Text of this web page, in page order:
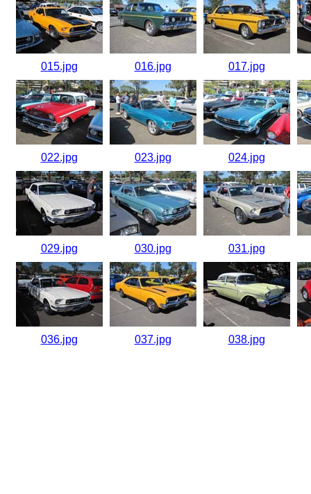
015.jpg 016.jpg 017.jpg
022.jpg 023.jpg 024.jpg
029.jpg 030.jpg 031.jpg
036.jpg 037.jpg 038.jpg